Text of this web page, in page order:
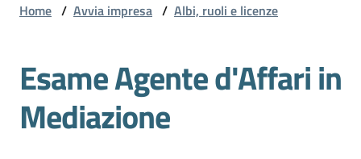
Gestire
Home / Avvia impresa / Albi, ruoli e licenze
Esame Agente d'Affari in
Mediazione